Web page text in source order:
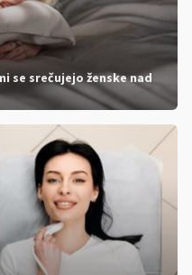
se srečujejo ženske nad